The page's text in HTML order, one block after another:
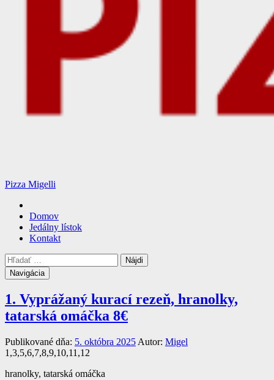
Pizza Migelli
Hlavné
menuDomov
Jedálny lístok
Kontakt
Vyhľadávanie
Hľadať:
Navigácia
1. Vyprážaný kurací rezeň, hranolky,
tatarská omáčka 8€
Publikované dňa: 5. októbra 2025 Autor: Migel
1,3,5,6,7,8,9,10,11,12
hranolky, tatarská omáčka